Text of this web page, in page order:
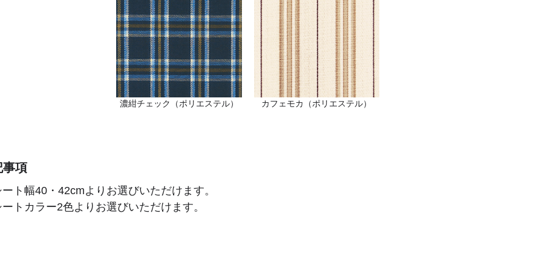
濃紺チェック（ポリエステル） カフェモカ（ポリエステル）
事項
ト幅40・42cmよりお選びいただけます。
トカラー2色よりお選びいただけます。